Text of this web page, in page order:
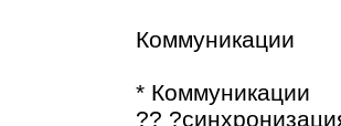
Коммуникации
* Коммуникации
??